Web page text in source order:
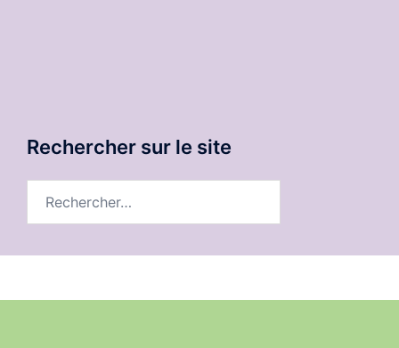
Rechercher sur le site